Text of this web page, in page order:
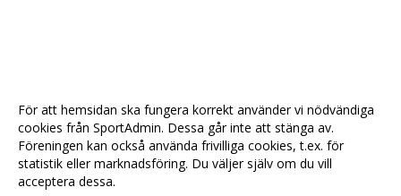
För att hemsidan ska fungera korrekt använder vi nödvändiga
cookies från SportAdmin. Dessa går inte att stänga av.
Föreningen kan också använda frivilliga cookies, t.ex. för
statistik eller marknadsföring. Du väljer själv om du vill
acceptera dessa.